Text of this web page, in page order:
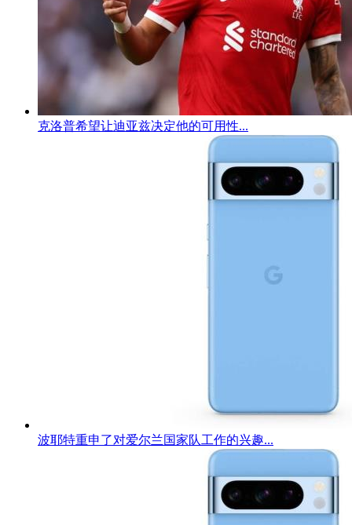
克洛普希望让迪亚兹决定他的可用性...
波耶特重申了对爱尔兰国家队工作的兴趣...